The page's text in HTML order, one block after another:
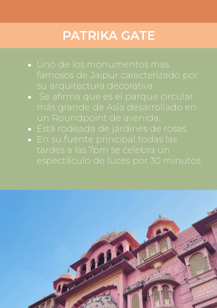
PATRIKA GATE
Uno de los monumentos mas
famosos de Jaipur caracterizado por
su arquitectura decorativa
Se afirma que es el parque circular
más grande de Asia desarrollado en
un Roundpoint de avenida.
Está rodeada de jardines de rosas.
En su fuente principal todas las
tardes a las 7pm se celebra un
espectáculo de luces por 30 minutos